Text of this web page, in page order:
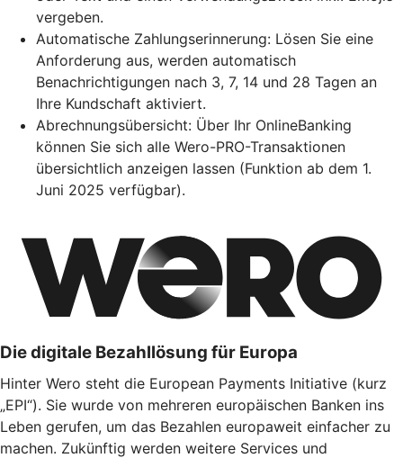
vergeben.
Automatische Zahlungserinnerung: Lösen Sie eine
Anforderung aus, werden automatisch
Benachrichtigungen nach 3, 7, 14 und 28 Tagen an
Ihre Kundschaft aktiviert.
Abrechnungsübersicht: Über Ihr OnlineBanking
können Sie sich alle Wero-PRO-Transaktionen
übersichtlich anzeigen lassen (Funktion ab dem 1.
Juni 2025 verfügbar).
Die digitale Bezahllösung für Europa
Hinter Wero steht die European Payments Initiative (kurz
„EPI“). Sie wurde von mehreren europäischen Banken ins
Leben gerufen, um das Bezahlen europaweit einfacher zu
machen. Zukünftig werden weitere Services und